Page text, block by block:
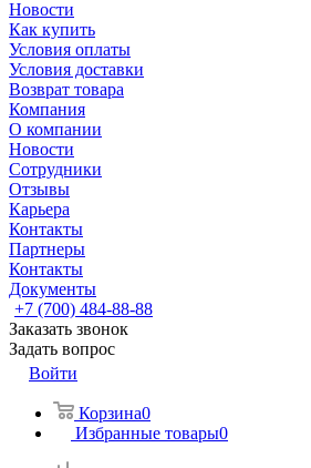
Новости
Как купить
Условия оплаты
Условия доставки
Возврат товара
Компания
О компании
Новости
Сотрудники
Отзывы
Карьера
Контакты
Партнеры
Контакты
Документы
+7 (700) 484-88-88
Заказать звонок
Задать вопрос
Войти
Корзина0
Избранные товары0